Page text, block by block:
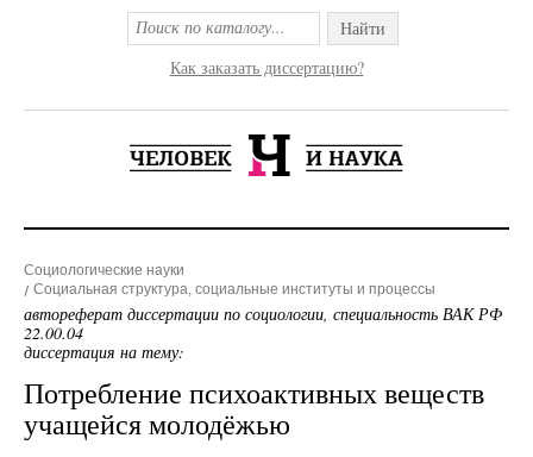
Найти
Как заказать диссертацию?
Социологические науки
Социальная структура, социальные институты и процессы
автореферат диссертации по социологии, специальность ВАК РФ
22.00.04
диссертация на тему:
Потребление психоактивных веществ
учащейся молодёжью